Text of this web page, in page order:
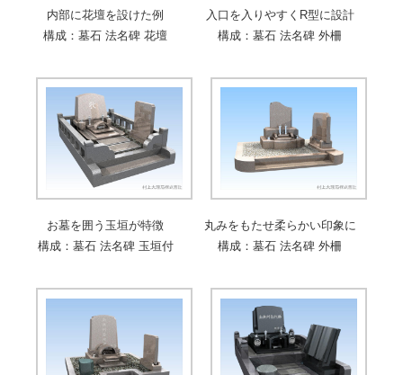
内部に花壇を設けた例
構成：墓石 法名碑 花壇
入口を入りやすくR型に設計
構成：墓石 法名碑 外柵
お墓を囲う玉垣が特徴
構成：墓石 法名碑 玉垣付
丸みをもたせ柔らかい印象に
構成：墓石 法名碑 外柵